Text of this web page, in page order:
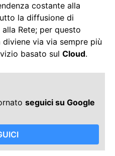
costante alla
la diffusione di
Rete; per questo
via via sempre più
basato sul Cloud.
seguici su Google